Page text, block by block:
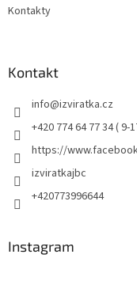
Kontakty
Kontakt
info@izviratka.cz
+420 774 64 77 34 ( 9-
https://
izviratkajbc
+420773996644
Instagram